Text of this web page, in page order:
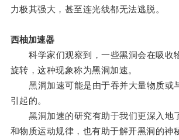
力极其强大，甚至连光线都无法逃脱。
西柚加速器
科学家们观察到，一些黑洞会在吸收
旋转，这种现象称为黑洞加速。
黑洞加速可能是由于吞并大量物质或
引起的。
黑洞加速的研究有助于我们更深入地
和物质运动规律，也有助于解开黑洞的神